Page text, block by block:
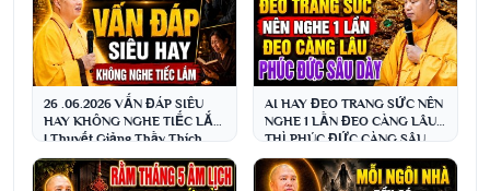
26 .06.2026 VẤN ĐÁP SIÊU
HAY KHÔNG NGHE TIẾC LẮM
| Thuyết Giảng Thầy Thích
Đạo Thịnh
AI HAY ĐEO TRANG SỨC NÊN
NGHE 1 LẦN ĐEO CÀNG LÂU
THÌ PHÚC ĐỨC CÀNG SÂU
DÀY | Thầy Thích Đạo Thịnh